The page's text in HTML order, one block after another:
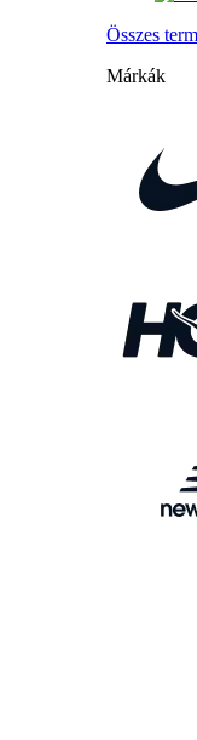
Összes
Márkák